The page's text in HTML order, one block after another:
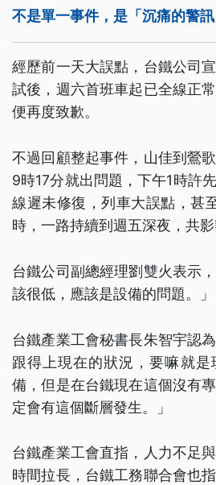
不是單一事件，是「沉痛的警訊
經歷前一天大誤點，台鐵公司
試後，週六首班車起已全線正
便再度致歉。
不過回顧整起事件，山佳到鶯
9時17分就出問題，下午1時許
線遲未修復，列車大誤點，甚
時，一路持續到週五深夜，共影
台鐵公司副總經理劉雙火表示
該很低，應該是設備的問題。」
台鐵產業工會秘書長朱智宇認
跟得上現在的狀況，要嘛就
備，但是在台鐵現在這個沒有
定會有這個斷層發生。」
台鐵產業工會直指，人力不足
時間拉長，台鐵工務聯合會也